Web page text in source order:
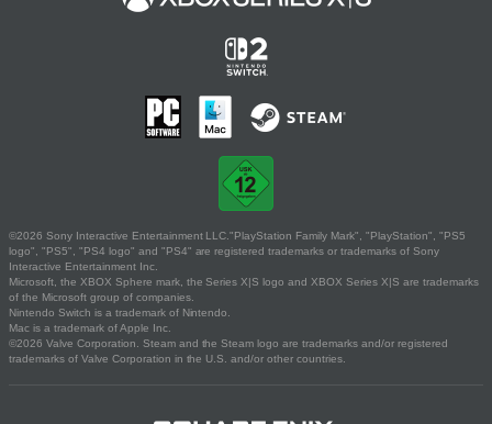
©2026 Sony Interactive Entertainment LLC."PlayStation Family Mark", "PlayStation", "PS5
logo", "PS5", "PS4 logo" and "PS4" are registered trademarks or trademarks of Sony
Interactive Entertainment Inc.
Microsoft, the XBOX Sphere mark, the Series X|S logo and XBOX Series X|S are trademarks
of the Microsoft group of companies.
Nintendo Switch is a trademark of Nintendo.
Mac is a trademark of Apple Inc.
©2026 Valve Corporation. Steam and the Steam logo are trademarks and/or registered
trademarks of Valve Corporation in the U.S. and/or other countries.